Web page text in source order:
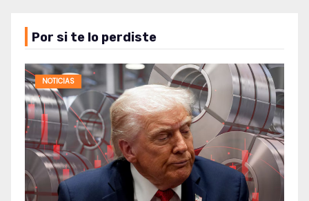
Por si te lo perdiste
NOTICIAS